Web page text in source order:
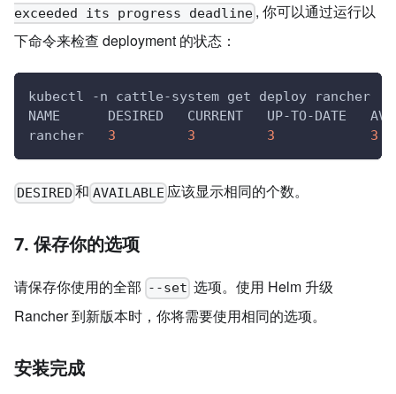
exceeded its progress deadline , 你可以通过运行以
下命令来检查 deployment 的状态：
kubectl -n cattle-system get deploy rancher
NAME      DESIRED   CURRENT   UP-TO-DATE
rancher 3 3 3 3
DESIRED 和 AVAILABLE 应该显示相同的个数。
7. 保存你的选项
请保存你使用的全部 --set 选项。使用 Helm 升级
Rancher 到新版本时，你将需要使用相同的选项。
安装完成